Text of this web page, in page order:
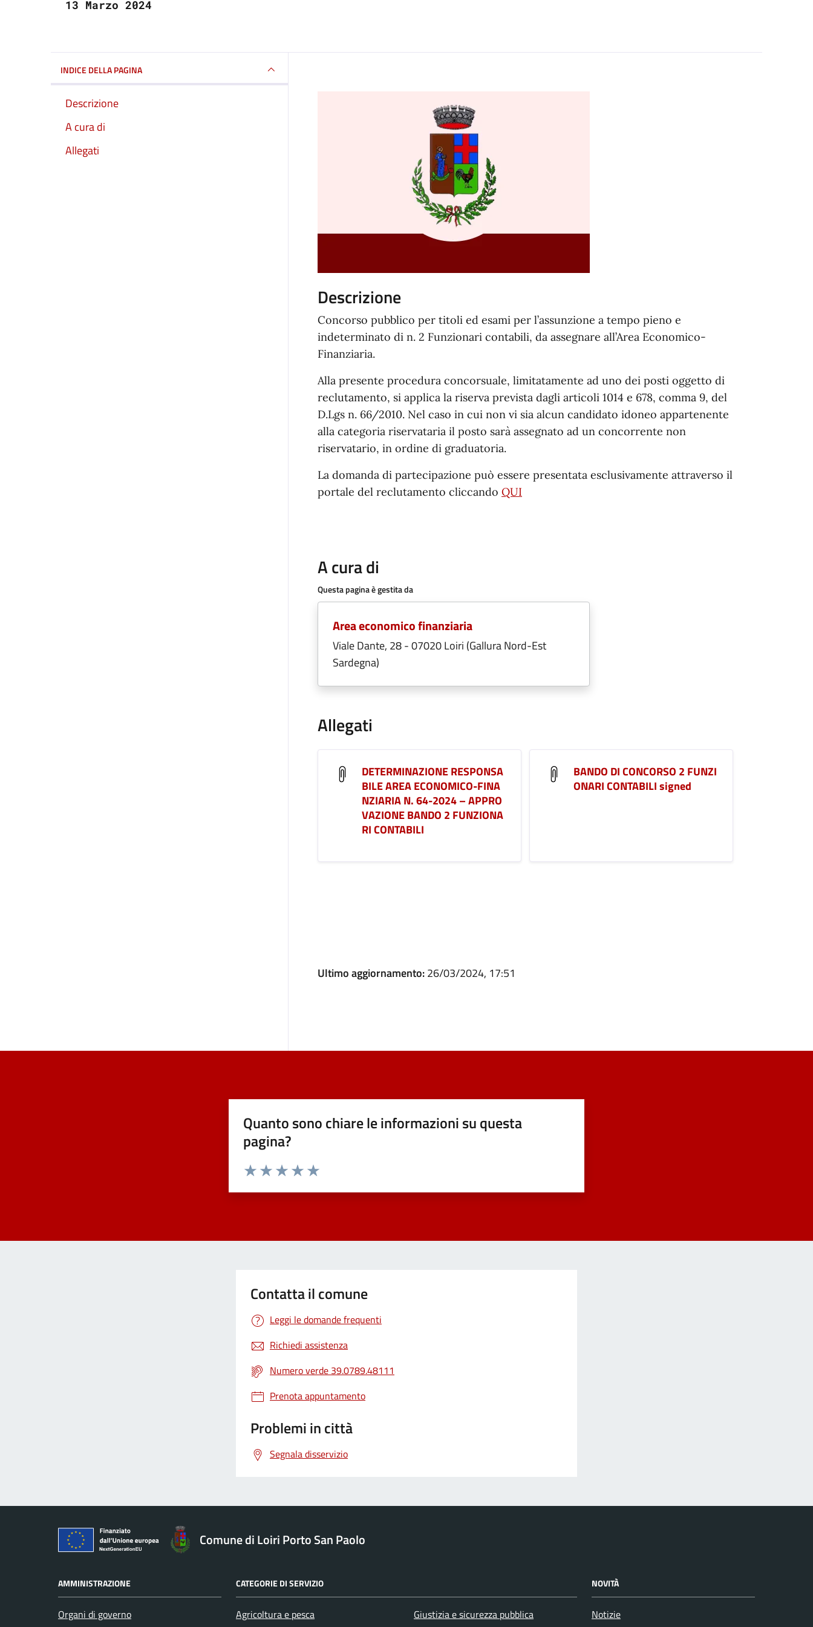
13 Marzo 2024
INDICE DELLA PAGINA
Descrizione
A cura di
Allegati
Descrizione
Concorso pubblico per titoli ed esami per l’assunzione a tempo pieno e
indeterminato di n. 2 Funzionari contabili, da assegnare all’Area Economico-
Finanziaria.
Alla presente procedura concorsuale, limitatamente ad uno dei posti oggetto di
reclutamento, si applica la riserva prevista dagli articoli 1014 e 678, comma 9, del
D.Lgs n. 66/2010. Nel caso in cui non vi sia alcun candidato idoneo appartenente
alla categoria riservataria il posto sarà assegnato ad un concorrente non
riservatario, in ordine di graduatoria.
La domanda di partecipazione può essere presentata esclusivamente attraverso il
portale del reclutamento cliccando QUI
A cura di
Questa pagina è gestita da
Area economico finanziaria
Viale Dante, 28 - 07020 Loiri (Gallura Nord-Est
Sardegna)
Allegati
DETERMINAZIONE RESPONSA
BILE AREA ECONOMICO-FINA
NZIARIA N. 64-2024 – APPRO
VAZIONE BANDO 2 FUNZIONA
RI CONTABILI
BANDO DI CONCORSO 2 FUNZI
ONARI CONTABILI signed
Ultimo aggiornamento:26/03/2024, 17:51
Quanto sono chiare le informazioni su questa
pagina?
Contatta il comune
Leggi le domande frequenti
Richiedi assistenza
Numero verde 39.0789.48111
Prenota appuntamento
Problemi in città
Segnala disservizio
Comune di Loiri Porto San Paolo
AMMINISTRAZIONE
Organi di governo
CATEGORIE DI SERVIZIO
Agricoltura e pesca
Giustizia e sicurezza pubblica
NOVITÀ
Notizie